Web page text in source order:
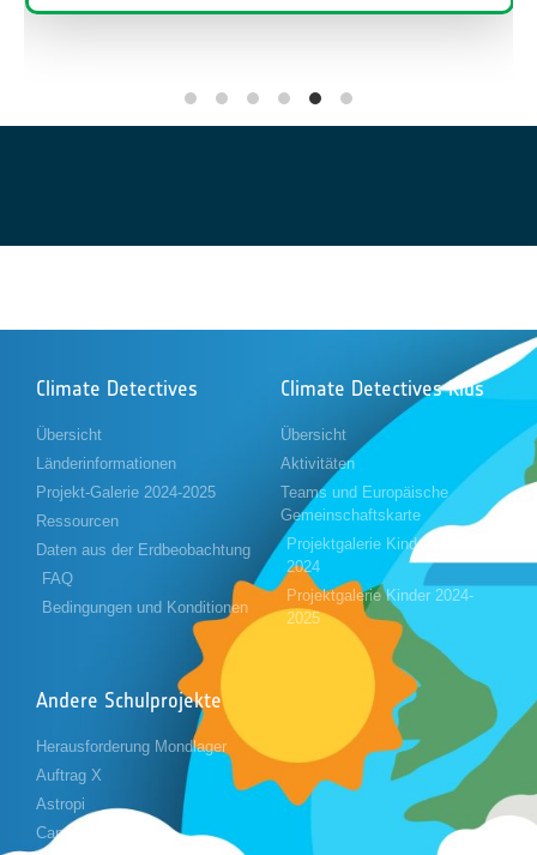
Climate Detectives
Übersicht
Länderinformationen
Projekt-Galerie 2024-2025
Ressourcen
Daten aus der Erdbeobachtung
FAQ
Bedingungen und Konditionen
Climate Detectives Kids
Übersicht
Aktivitäten
Teams und Europäische
Gemeinschaftskarte
Projektgalerie Kinder 2023-
2024
Projektgalerie Kinder 2024-
2025
Andere Schulprojekte
Herausforderung Mondlager
Auftrag X
Astropi
Cansat